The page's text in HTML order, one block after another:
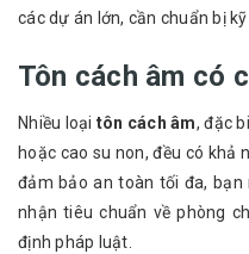
các dự án lớn, cần chuẩn bị
Tôn cách âm có
Nhiều loại tôn cách âm, đặc
hoặc cao su non, đều có khả
đảm bảo an toàn tối đa,
nhận tiêu chuẩn về phòng
định pháp luật.